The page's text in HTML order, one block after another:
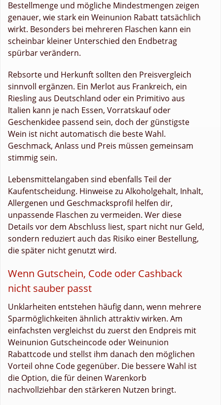
Bestellmenge und mögliche Mindestmengen zeigen
genauer, wie stark ein Weinunion Rabatt tatsächlich
wirkt. Besonders bei mehreren Flaschen kann ein
scheinbar kleiner Unterschied den Endbetrag
spürbar verändern.
Rebsorte und Herkunft sollten den Preisvergleich
sinnvoll ergänzen. Ein Merlot aus Frankreich, ein
Riesling aus Deutschland oder ein Primitivo aus
Italien kann je nach Essen, Vorratskauf oder
Geschenkidee passend sein, doch der günstigste
Wein ist nicht automatisch die beste Wahl.
Geschmack, Anlass und Preis müssen gemeinsam
stimmig sein.
Lebensmittelangaben sind ebenfalls Teil der
Kaufentscheidung. Hinweise zu Alkoholgehalt, Inhalt,
Allergenen und Geschmacksprofil helfen dir,
unpassende Flaschen zu vermeiden. Wer diese
Details vor dem Abschluss liest, spart nicht nur Geld,
sondern reduziert auch das Risiko einer Bestellung,
die später nicht genutzt wird.
Wenn Gutschein, Code oder Cashback
nicht sauber passt
Unklarheiten entstehen häufig dann, wenn mehrere
Sparmöglichkeiten ähnlich attraktiv wirken. Am
einfachsten vergleichst du zuerst den Endpreis mit
Weinunion Gutscheincode oder Weinunion
Rabattcode und stellst ihm danach den möglichen
Vorteil ohne Code gegenüber. Die bessere Wahl ist
die Option, die für deinen Warenkorb
nachvollziehbar den stärkeren Nutzen bringt.